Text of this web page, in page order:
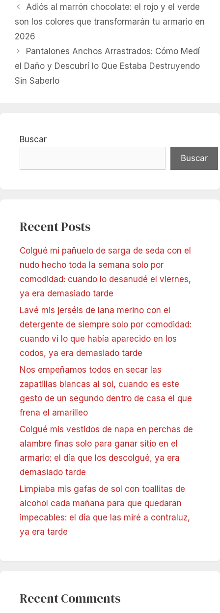
Adiós al marrón chocolate: el rojo y el verde
son los colores que transformarán tu armario en
2026
Pantalones Anchos Arrastrados: Cómo Medí
el Daño y Descubrí lo Que Estaba Destruyendo
Sin Saberlo
Buscar
Buscar
Recent Posts
Colgué mi pañuelo de sarga de seda con el
nudo hecho toda la semana solo por
comodidad: cuando lo desanudé el viernes,
ya era demasiado tarde
Lavé mis jerséis de lana merino con el
detergente de siempre solo por comodidad:
cuando vi lo que había aparecido en los
codos, ya era demasiado tarde
Nos empeñamos todos en secar las
zapatillas blancas al sol, cuando es este
gesto de un segundo dentro de casa el que
frena el amarilleo
Colgué mis vestidos de napa en perchas de
alambre finas solo para ganar sitio en el
armario: el día que los descolgué, ya era
demasiado tarde
Limpiaba mis gafas de sol con toallitas de
alcohol cada mañana para que quedaran
impecables: el día que las miré a contraluz,
ya era tarde
Recent Comments